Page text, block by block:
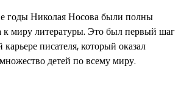
годы Николая Носова были полны
к миру литературы. Это был первый шаг
писателя, который оказал
детей по всему миру.